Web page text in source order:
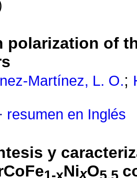
polarization of
Martínez, L. O.;
· resumen en Inglés
y
NixO